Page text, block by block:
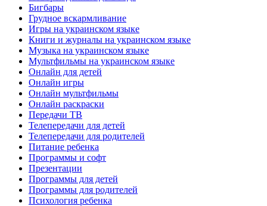
Бигбары
Грудное вскармливание
Игры на украинском языке
Книги и журналы на украинском языке
Музыка на украинском языке
Мультфильмы на украинском языке
Онлайн для детей
Онлайн игры
Онлайн мультфильмы
Онлайн раскраски
Передачи ТВ
Телепередачи для детей
Телепередачи для родителей
Питание ребенка
Программы и софт
Презентации
Программы для детей
Программы для родителей
Психология ребенка